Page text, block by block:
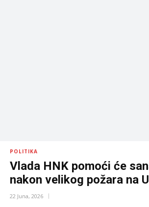
POLITIKA
Vlada HNK pomoći će
nakon velikog požara na
22 Juna, 2026